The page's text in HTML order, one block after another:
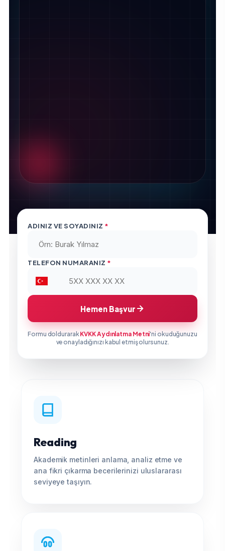
ADINIZ VE SOYADINIZ *
TELEFON NUMARANIZ *
Hemen Başvur
Formu doldurarakKVKK Aydınlatma Metni'ni okuduğunuzu
ve onayladığınızı kabul etmiş olursunuz.
Reading
Akademik metinleri anlama, analiz etme ve
ana fikri çıkarma becerilerinizi uluslararası
seviyeye taşıyın.